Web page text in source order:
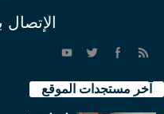
الإتصال
آخر مستجدات الموقع